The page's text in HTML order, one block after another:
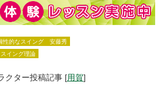
性的なスイング 安藤秀
スイング理論
クター投稿記事 [用賀]